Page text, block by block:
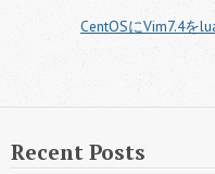
CentOSにVim7.4を
Recent Posts